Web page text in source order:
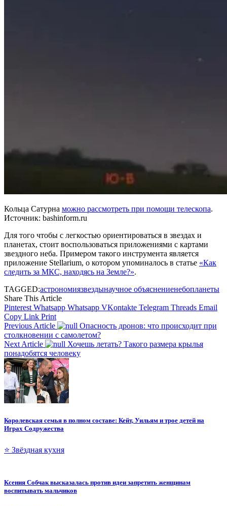
Кольца Сатурна можно рассмотреть при помощи телескопа.
Источник: bashinform.ru
Для того чтобы с легкостью ориентироваться в звездах и
планетах, стоит воспользоваться приложениями с картами
звездного неба. Примером такого инструмента является
приложение Stellarium, о котором упоминалось в статье «Как
следить за МКС, находясь на Земле?».
TAGGED:астрономиязвездынаучное объяснениенебопланеты
Share This Article
Pinterest Whatsapp Whatsapp VKontakte Telegram Threads Email
Copy Link Print
Previous Article
Опасность дронов: что происходит при
столкновении с самолетом?
Next Article
Хочешь летать? Такого размера крылья
понадобятся человеку
Королевская семья в полном составе: Кейт, Уильям и трое детей на
Играх Содружества
⭐ Звёздная кухня
Ксения Собчак высказалась против идеи запретить женщинам
воспитывать мальчиков